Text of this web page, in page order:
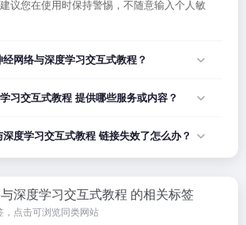
议您在使用时保持警惕，不随意输入个人敏
网络与深度学习交互式教程？
程，或者在浏览器地址栏输入正确的网址。
后再试。
习交互式教程 提供哪些服务或内容？
为导航平台，致力于帮助用户发现和整理优
网站的内容与服务由该网站运营方负责。
度学习交互式教程 链接失效了怎么办？
打开或内容已变更，您可以使用页面上的
确性和有效性。
深度学习交互式教程 的相关标签
，点击可浏览同类网站